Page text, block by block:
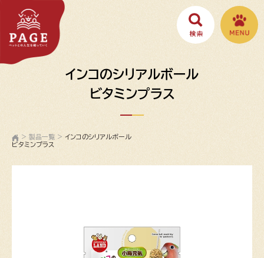
インコのシリアルボール
ビタミンプラス
> 製品一覧 > インコのシリアルボール
ビタミンプラス